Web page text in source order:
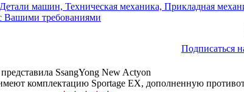
машин, Техническая механика, Прикладная
Вашими требованиями
Подписаться
SsangYong New Actyon
комплектацию Sportage EX, дополненную